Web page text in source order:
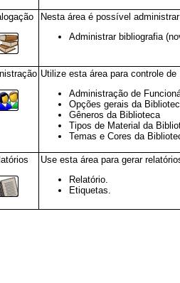
Nesta área é possível
Administrar bibliografia
Utilize esta área para controle
Administração de
Opções gerais da
Gêneros da Biblioteca
Tipos de Material da
Temas e Cores da
Use esta área para gerar
Relatório.
Etiquetas.